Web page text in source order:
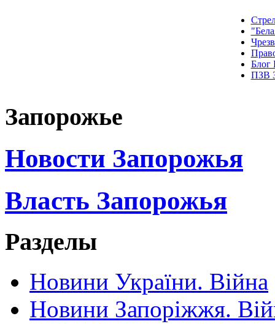
Блог
ПЗВ
Запорожье
Новости Запорожья
Власть Запорожья
Разделы
Новини України. Війна
Новини Запоріжжя.